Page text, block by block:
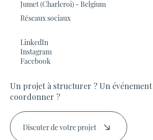
Jumet (Charleroi) - Belgium
Réseaux sociaux
LinkedIn
Instagram
Facebook
Un projet à structurer ? Un événement
coordonner ?
Discuter de votre projet